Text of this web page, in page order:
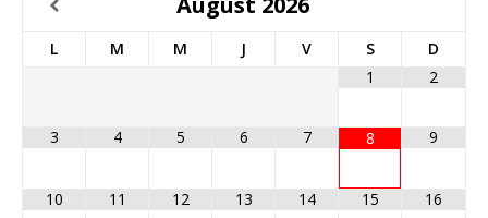
L M M J V S
D
1
2
3 4 5 6 7 8 9
10 11 12 13 14 15 16